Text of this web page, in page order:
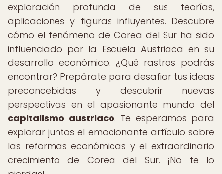
exploración profunda de sus teorías,
aplicaciones y figuras influyentes. Descubre
cómo el fenómeno de Corea del Sur ha sido
influenciado por la Escuela Austriaca en su
desarrollo económico. ¿Qué rastros podrás
encontrar? Prepárate para desafiar tus ideas
preconcebidas y descubrir nuevas
perspectivas en el apasionante mundo del
capitalismo austriaco. Te esperamos para
explorar juntos el emocionante artículo sobre
las reformas económicas y el extraordinario
crecimiento de Corea del Sur. ¡No te lo